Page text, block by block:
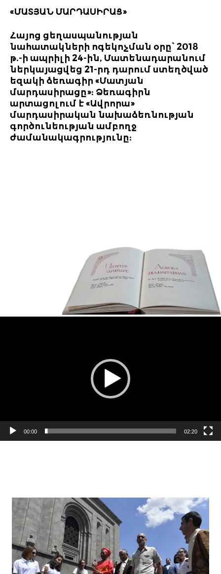
«ՄԱՏՅԱՆ ՄԱՐԴԱՍԻՐԱՑ»
Հայոց ցեղասպանության
նահատակների ոգեկոչման օրը՝ 2018
թ.-ի ապրիլի 24-ին, Մատենադարանում
ներկայացվեց 21-րդ դարում ստեղծված
եզակի ձեռագիր «Մատյան
մարդասիրացը»: Ձեռագիրն
արտացոլում է «Ավրորա»
մարդասիրական նախաձեռնության
գործունեության ամբողջ
ժամանակագրությունը:
00:00 02:20